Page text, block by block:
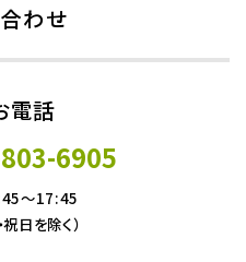
わせ
電話
6905
～17:45
祝日を除く）